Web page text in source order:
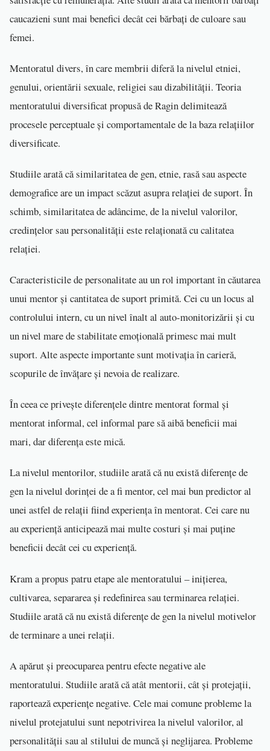
caucazieni sunt mai benefici decât cei bărbați de culoare sau
femei.
Mentoratul divers, în care membrii diferă la nivelul etniei,
genului, orientării sexuale, religiei sau dizabilității. Teoria
mentoratului diversificat propusă de Ragin delimitează
procesele perceptuale și comportamentale de la baza relațiilor
diversificate.
Studiile arată că similaritatea de gen, etnie, rasă sau aspecte
demografice are un impact scăzut asupra relației de suport. În
schimb, similaritatea de adâncime, de la nivelul valorilor,
credințelor sau personalității este relaționată cu calitatea
relației.
Caracteristicile de personalitate au un rol important în căutarea
unui mentor și cantitatea de suport primită. Cei cu un locus al
controlului intern, cu un nivel înalt al auto-monitorizării și cu
un nivel mare de stabilitate emoțională primesc mai mult
suport. Alte aspecte importante sunt motivația în carieră,
scopurile de învățare și nevoia de realizare.
În ceea ce privește diferențele dintre mentorat formal și
mentorat informal, cel informal pare să aibă beneficii mai
mari, dar diferența este mică.
La nivelul mentorilor, studiile arată că nu există diferențe de
gen la nivelul dorinței de a fi mentor, cel mai bun predictor al
unei astfel de relații fiind experiența în mentorat. Cei care nu
au experiență anticipează mai multe costuri și mai puține
beneficii decât cei cu experiență.
Kram a propus patru etape ale mentoratului – inițierea,
cultivarea, separarea și redefinirea sau terminarea relației.
Studiile arată că nu există diferențe de gen la nivelul motivelor
de terminare a unei relații.
A apărut și preocuparea pentru efecte negative ale
mentoratului. Studiile arată că atât mentorii, cât și protejații,
raportează experiențe negative. Cele mai comune probleme la
nivelul protejatului sunt nepotrivirea la nivelul valorilor, al
personalității sau al stilului de muncă și neglijarea. Probleme